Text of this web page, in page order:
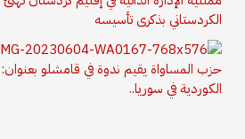
الكردستاني بذكرى تأسيسه
حزب المساواة يقيم ندوة في قامشلو
الكوردية في سوريا..